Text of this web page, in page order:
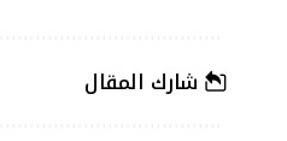
شارك المقال